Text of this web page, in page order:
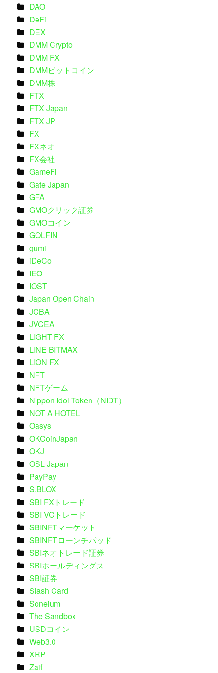
DAO
DeFi
DEX
DMM Crypto
DMM FX
DMMビットコイン
DMM株
FTX
FTX Japan
FTX JP
FX
FXネオ
FX会社
GameFi
Gate Japan
GFA
GMOクリック証券
GMOコイン
GOLFIN
gumi
iDeCo
IEO
IOST
Japan Open Chain
JCBA
JVCEA
LIGHT FX
LINE BITMAX
LION FX
NFT
NFTゲーム
Nippon Idol Token（NIDT）
NOT A HOTEL
Oasys
OKCoinJapan
OKJ
OSL Japan
PayPay
S.BLOX
SBI FXトレード
SBI VCトレード
SBINFTマーケット
SBINFTローンチパッド
SBIネオトレード証券
SBIホールディングス
SBI証券
Slash Card
Soneium
The Sandbox
USDコイン
Web3.0
XRP
Zaif